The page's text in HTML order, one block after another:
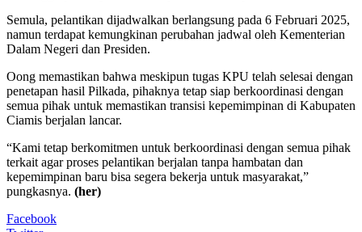
Semula, pelantikan dijadwalkan berlangsung pada 6 Februari 2025,
namun terdapat kemungkinan perubahan jadwal oleh Kementerian
Dalam Negeri dan Presiden.
Oong memastikan bahwa meskipun tugas KPU telah selesai dengan
penetapan hasil Pilkada, pihaknya tetap siap berkoordinasi dengan
semua pihak untuk memastikan transisi kepemimpinan di Kabupaten
Ciamis berjalan lancar.
“Kami tetap berkomitmen untuk berkoordinasi dengan semua pihak
terkait agar proses pelantikan berjalan tanpa hambatan dan
kepemimpinan baru bisa segera bekerja untuk masyarakat,”
pungkasnya. (her)
Facebook